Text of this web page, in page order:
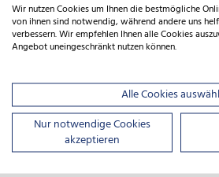
Landschaftswerte
Wir nutzen Cookies um Ihnen die bestmögliche
von ihnen sind notwendig, während andere uns
verbessern. Wir empfehlen Ihnen alle Cookies
Angebot uneingeschränkt nutzen können.
Alle Cookies
Nur notwendige Cookies
akzeptieren